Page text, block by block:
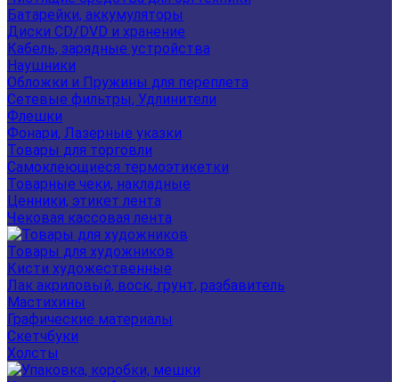
Батарейки, аккумуляторы
Диски CD/DVD и хранение
Кабель, зарядные устройства
Наушники
Обложки и Пружины для переплета
Сетевые фильтры, Удлинители
Флешки
Фонари, Лазерные указки
Товары для торговли
Самоклеющиеся термоэтикетки
Товарные чеки, накладные
Ценники, этикет лента
Чековая кассовая лента
Товары для художников
Кисти художественные
Лак акриловый, воск, грунт, разбавитель
Мастихины
Графические материалы
Скетчбуки
Холсты